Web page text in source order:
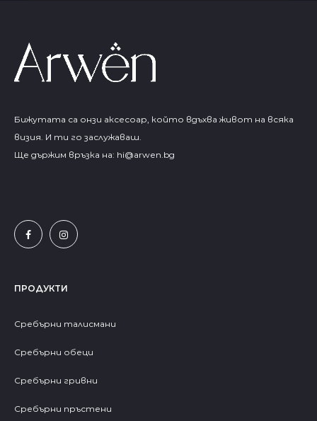
Бижутата са онзи аксесоар, който вдъхва живот на всяка
визия. И ти го заслужаваш.
Ще държим връзка на: hi@arwen.bg
ПРОДУКТИ
Сребърни талисмани
Сребърни обеци
Сребърни гривни
Сребърни пръстени